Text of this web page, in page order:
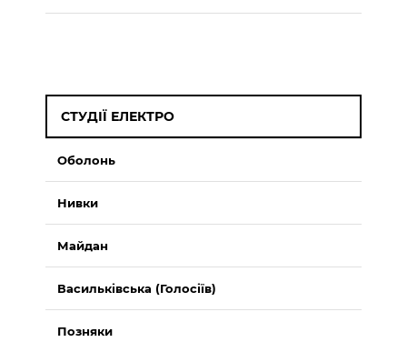
СТУДІЇ ЕЛЕКТРО
Оболонь
Нивки
Майдан
Васильківська (Голосіїв)
Позняки